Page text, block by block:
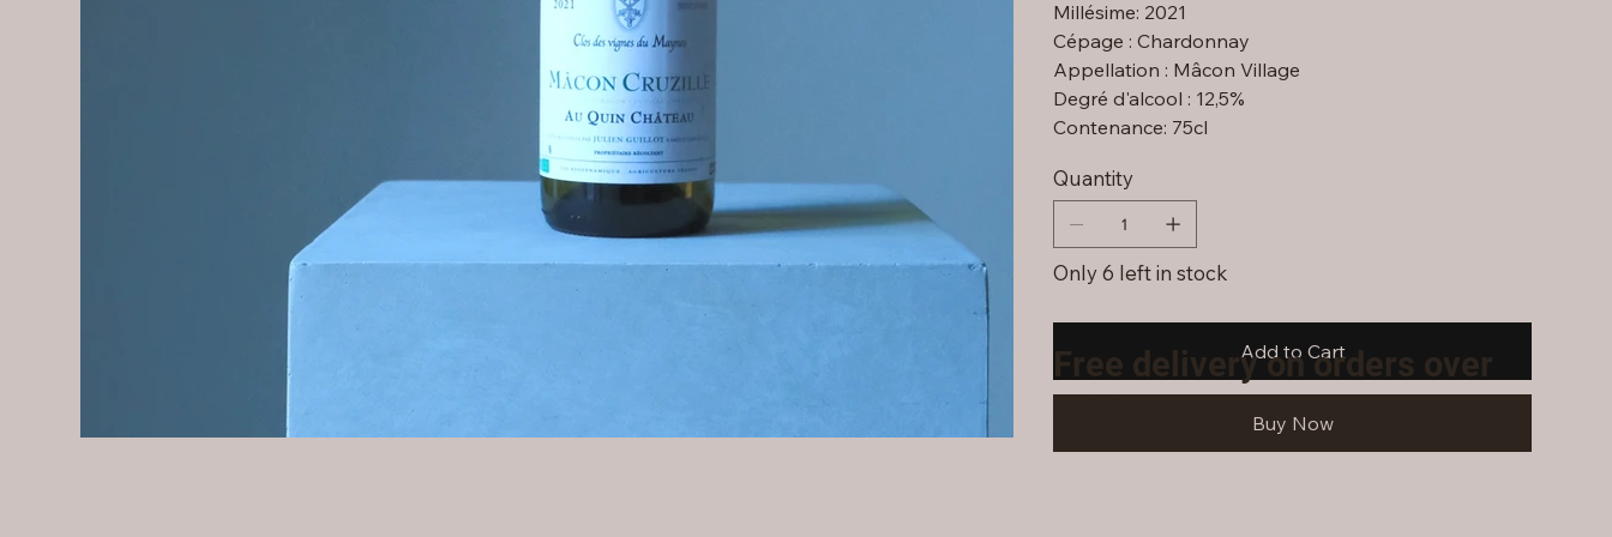
Millésime: 2021
Cépage : Chardonnay
Appellation : Mâcon Village
Degré d'alcool : 12,5%
Contenance: 75cl
Quantity
Only 6 left in stock
Add to Cart
Buy Now
Free delivery on orders over